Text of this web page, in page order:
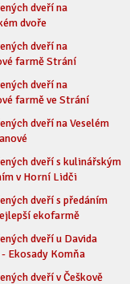
dveří na
dvoře
dveří na
farmě Strání
dveří na
farmě ve Strání
dveří na Veselém
dveří s kulinářským
v Horní Lidči
dveří s předáním
ekofarmě
dveří u Davida
- Ekosady Komňa
dveří v Češkově